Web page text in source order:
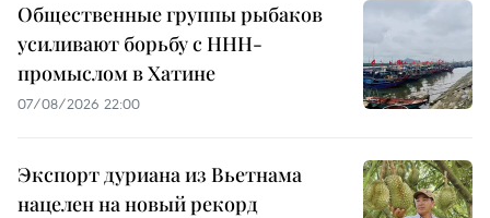
Общественные группы рыбаков
усиливают борьбу с ННН-
промыслом в Хатине
07/08/2026 22:00
Экспорт дуриана из Вьетнама
нацелен на новый рекорд